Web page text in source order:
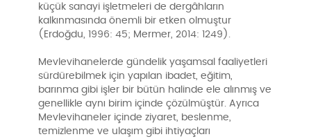
küçük sanayi işletmeleri de dergâhların
kalkınmasında önemli bir etken olmuştur
(Erdoğdu, 1996: 45; Mermer, 2014: 1249).
Mevlevihanelerde gündelik yaşamsal faaliyetleri
sürdürebilmek için yapılan ibadet, eğitim,
barınma gibi işler bir bütün halinde ele alınmış ve
genellikle aynı birim içinde çözülmüştür. Ayrıca
Mevlevihaneler içinde ziyaret, beslenme,
temizlenme ve ulaşım gibi ihtiyaçları